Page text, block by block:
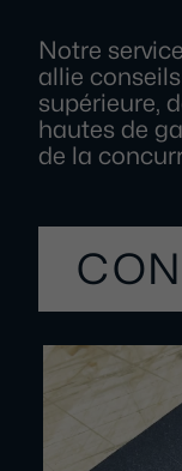
Notre
allie
supérieure,
hautes de
de la